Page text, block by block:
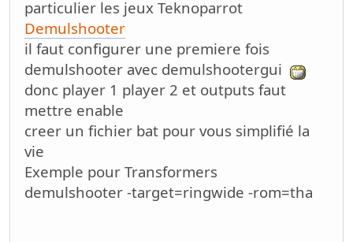
particulier les jeux Teknoparrot
Demulshooter
il faut configurer une premiere fois
demulshooter avec demulshootergui
donc player 1 player 2 et outputs faut
mettre enable
creer un fichier bat pour vous simplifié la
vie
Exemple pour Transformers
demulshooter -target=ringwide -rom=tha